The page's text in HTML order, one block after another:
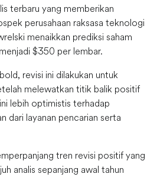
terbaru yang memberikan
perusahaan raksasa teknologi
menaikkan prediksi saham
$350 per lembar.
revisi ini dilakukan untuk
melewatkan titik balik positif
lebih optimistis terhadap
dari layanan pencarian serta
tren revisi positif yang
analis sepanjang awal tahun